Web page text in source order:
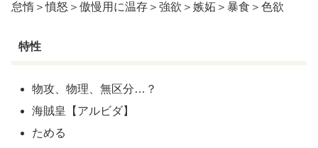
怠惰＞憤怒＞傲慢用に温存＞強欲＞嫉妬＞暴食＞色欲
特性
物攻、物理、無区分…？
海賊皇【アルビダ】
ためる